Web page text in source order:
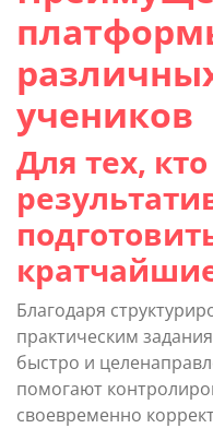
учеников
Для тех,
Благодаря
практическим
быстро и
помогают
своевременно